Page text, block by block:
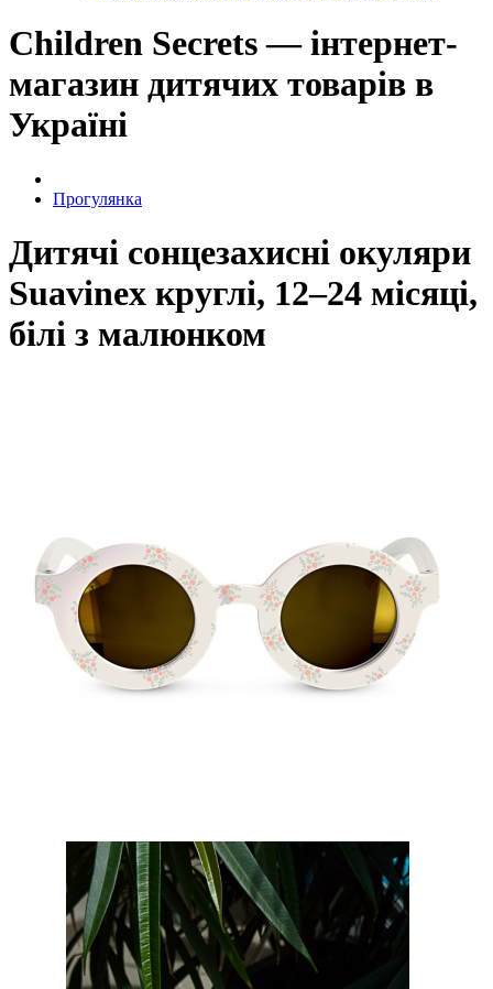
Children Secrets — інтернет-
магазин дитячих товарів в
Україні
Прогулянка
Дитячі сонцезахисні окуляри
Suavinex круглі, 12–24 місяці,
білі з малюнком